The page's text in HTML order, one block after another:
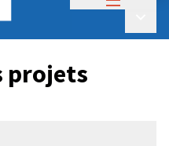
projets